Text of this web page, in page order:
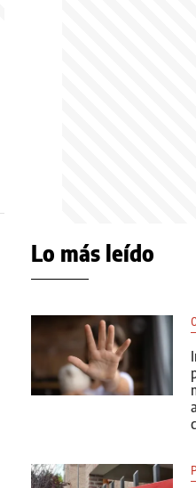
Lo más leído